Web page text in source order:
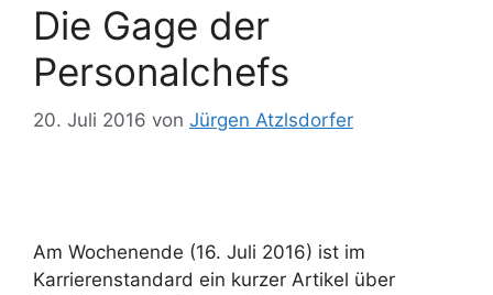
Die Gage der
Personalchefs
20. Juli 2016 von Jürgen Atzlsdorfer
Am Wochenende (16. Juli 2016) ist im
Karrierenstandard ein kurzer Artikel über